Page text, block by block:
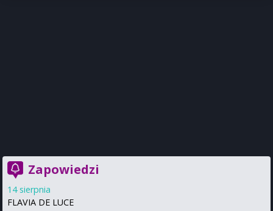
Zapowiedzi
14 sierpnia
FLAVIA DE LUCE